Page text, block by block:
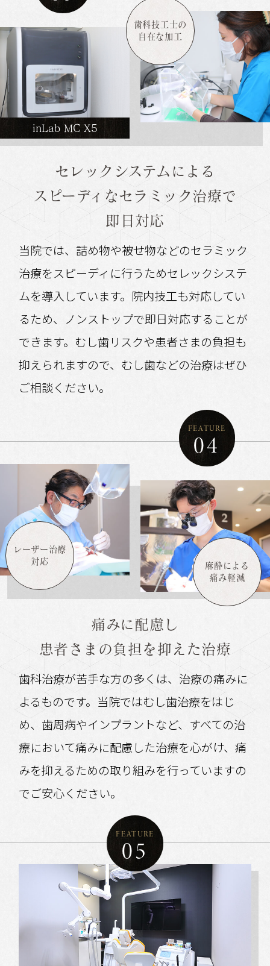
inLab MC X5
歯科技工士の
自在な加工
セレックシステムによる
スピーディなセラミック治療で
即日対応
当院では、詰め物や被せ物などのセラミック
治療をスピーディに行うためセレックシステ
ムを導入しています。院内技工も対応してい
るため、ノンストップで即日対応することが
できます。むし歯リスクや患者さまの負担も
抑えられますので、むし歯などの治療はぜひ
ご相談ください。
FEATURE
04
レーザー治療
対応
麻酔による
痛み軽減
痛みに配慮し
患者さまの負担を抑えた治療
歯科治療が苦手な方の多くは、治療の痛みに
よるものです。 当院ではむし歯治療をはじ
め、歯周病やインプラントなど、すべての治
療において痛みに配慮した治療を心がけ、痛
みを抑えるための取り組みを行っていますの
でご安心ください。
FEATURE
05